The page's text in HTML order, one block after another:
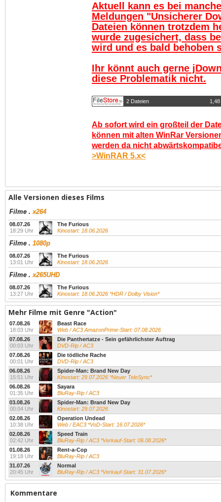
Aktuell kann es bei
Meldungen "Unsicherer
Dateien können trotzdem
wurde zugesichert, dass
wird und es bald behoben
Ihr könnt auch gerne
diese Problematik nicht.
2 Dateien
Ab sofort wird ein großteil der
können mit alten WinRar
werden da nicht
>WinRAR 5.x<
Alle Versionen dieses Films
Filme .x264
08.07.26
18:29 Uhr
The Furious
Kinostart: 18.06.2026
Filme . 1080p
08.07.26
13:01 Uhr
The Furious
Kinostart: 18.06.2026
Filme .x265UHD
08.07.26
13:27 Uhr
The Furious
Kinostart: 18.06.2026 *HDR / Dolby Vision*
Mehr Filme mit Genre "Action"
07.08.26
18:03 Uhr
Beast Race
Web / AC3 AmazonPrime-Start: 07.08.2026
07.08.26
00:03 Uhr
Die Panthertatze - Sein gefährlichster Auftrag
DVD-Rip / AC3
07.08.26
00:01 Uhr
Die tödliche Rache
DVD-Rip / AC3
06.08.26
15:51 Uhr
Spider-Man: Brand New Day
Kinostart: 29.07.2026 *Neuer TeleSync*
06.08.26
01:35 Uhr
Sayara
BluRay-Rip / AC3
03.08.26
00:04 Uhr
Spider-Man: Brand New Day
Kinostart: 29.07.2026
02.08.26
10:38 Uhr
Operation Undead
Web / EAC3 *VoD-Start: 16.07.2026*
02.08.26
02:42 Uhr
Speed Train
BluRay-Rip / AC3 *Verkauf-Start: 06.08.2026*
01.08.26
19:18 Uhr
Rent-a-Cop
BluRay-Rip / AC3
31.07.26
20:45 Uhr
Normal
BluRay-Rip / AC3 *Verkauf-Start: 31.07.2026*
Kommentare